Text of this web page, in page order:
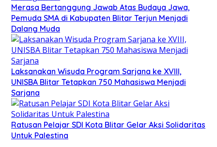
Merasa Bertanggung Jawab Atas Budaya Jawa,
Pemuda SMA di Kabupaten Blitar Terjun Menjadi
Dalang Muda
Laksanakan Wisuda Program Sarjana ke XVIII,
UNISBA Blitar Tetapkan 750 Mahasiswa Menjadi
Sarjana
Ratusan Pelajar SDI Kota Blitar Gelar Aksi Solidaritas
Untuk Palestina